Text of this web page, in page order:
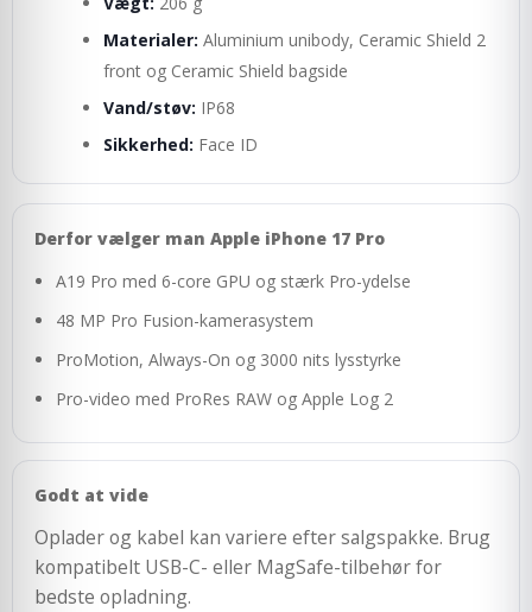
Materialer: Aluminium unibody, Ceramic Shield 2
front og Ceramic Shield bagside
Vand/støv: IP68
Sikkerhed: Face ID
Derfor vælger man Apple iPhone 17 Pro
A19 Pro med 6-core GPU og stærk Pro-ydelse
48 MP Pro Fusion-kamerasystem
ProMotion, Always-On og 3000 nits lysstyrke
Pro-video med ProRes RAW og Apple Log 2
Godt at vide
Oplader og kabel kan variere efter salgspakke. Brug
kompatibelt USB-C- eller MagSafe-tilbehør for
bedste opladning.